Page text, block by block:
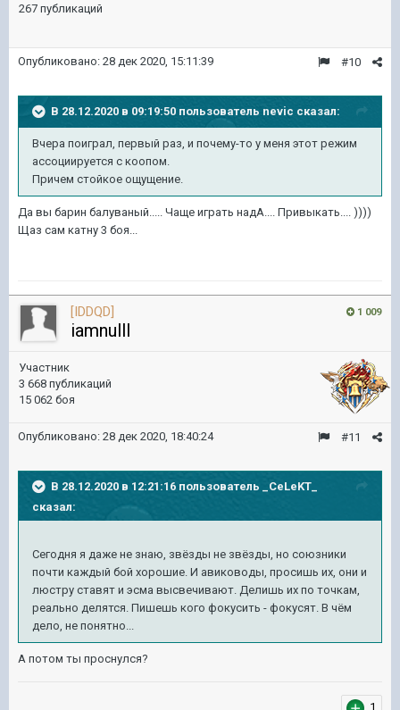
267 публикаций
#10
Опубликовано: 28 дек 2020, 15:11:39
В 28.12.2020 в 09:19:50 пользователь nevic сказал:
Вчера поиграл, первый раз, и почему-то у меня этот режим
ассоциируется с коопом.
Причем стойкое ощущение.
Да вы барин балуваный..... Чаще играть надА.... Привыкать.... ))))
Щаз сам катну 3 боя...
1 009
[IDDQD]
iamnulll
Участник
3 668 публикаций
15 062 боя
#11
Опубликовано: 28 дек 2020, 18:40:24
В 28.12.2020 в 12:21:16 пользователь
_CeLeKT_
сказал:
Сегодня я даже не знаю, звёзды не звёзды, но союзники
почти каждый бой хорошие. И авиководы, просишь их, они и
люстру ставят и эсма высвечивают. Делишь их по точкам,
реально делятся. Пишешь кого фокусить - фокусят. В чём
дело, не понятно...
А потом ты проснулся?
1